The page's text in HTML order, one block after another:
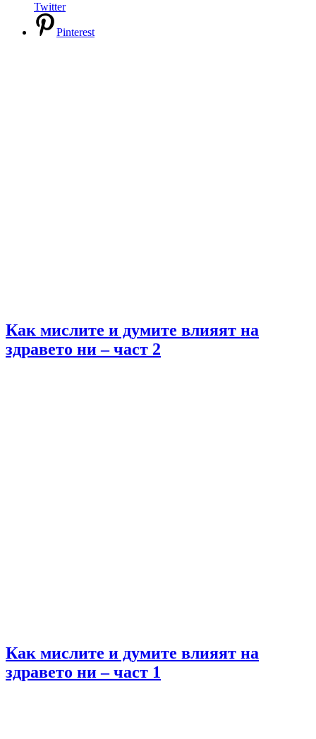
Twitter
Pinterest
Как мислите и думите влияят на
здравето ни – част 2
Как мислите и думите влияят на
здравето ни – част 1